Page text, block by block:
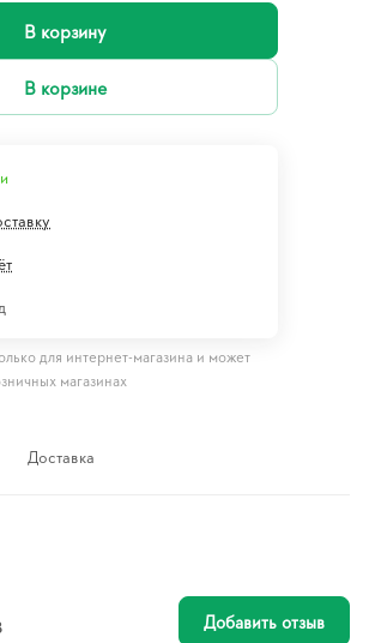
В корзину
В корзине
для интернет-магазина и может
магазинах
Доставка
Добавить отзыв